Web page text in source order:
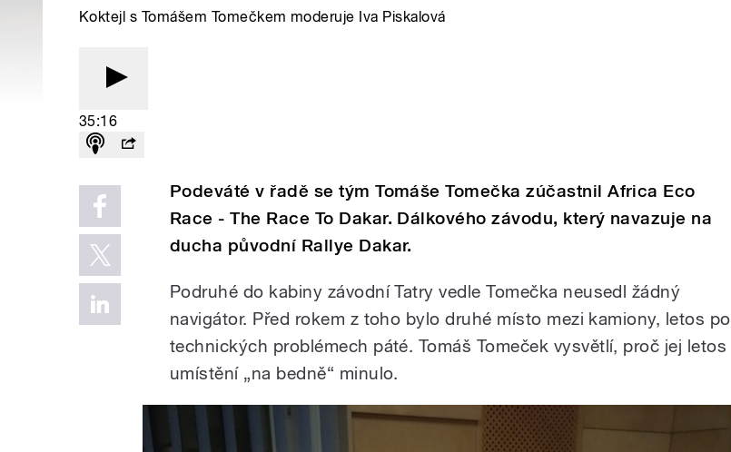
Koktejl s Tomášem Tomečkem moderuje Iva Piskalová
35:16
Podeváté v řadě se tým Tomáše Tomečka zúčastnil Africa Eco
Race - The Race To Dakar. Dálkového závodu, který navazuje na
ducha původní Rallye Dakar.
Podruhé do kabiny závodní Tatry vedle Tomečka neusedl žádný
navigátor. Před rokem z toho bylo druhé místo mezi kamiony, letos po
technických problémech páté. Tomáš Tomeček vysvětlí, proč jej letos
umístění „na bedně“ minulo.